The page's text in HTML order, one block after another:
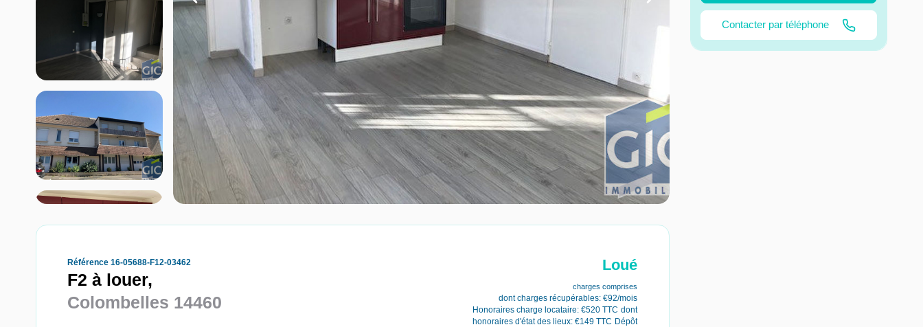
Référence 16-05688-F12-03462
F2 à louer,
Colombelles 14460
Loué
charges comprises
dont charges récupérables: €92/mois
Honoraires charge locataire: €520 TTC dont
honoraires d'état des lieux: €149 TTC Dépôt
Contacter par téléphone